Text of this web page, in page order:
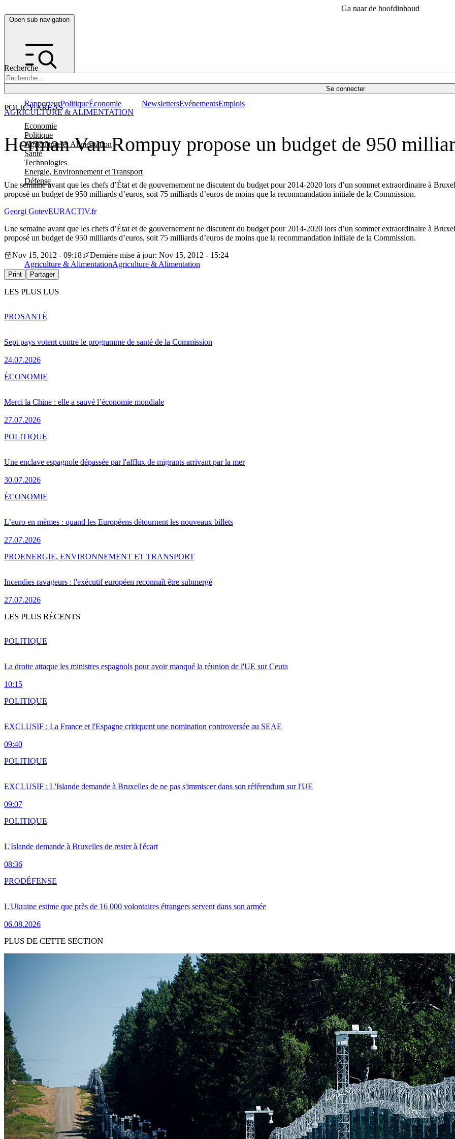
Ga naar de hoofdinhoud
Open sub navigation
Recherche
Se connecter
POLICY AREAS
Economie
Politique
Agriculture et Alimentation
Santé
Technologies
Energie, Environnement et Transport
Défense
RapporteurPolitiqueÉconomie NewslettersEvénementsEmplois
Herman Van Rompuy propose un budget de 950
Une semaine avant que les chefs d’État et de gouvernement ne discutent du budget pour 2014-2020 lors d’un sommet extraordinaire à
proposé un budget de 950 milliards d’euros, soit 75 milliards d’euros de moins que la recommandation initiale de la Commission.
AGRICULTURE & ALIMENTATION
Georgi GotevEURACTIV.fr
Une semaine avant que les chefs d’État et de gouvernement ne discutent du budget pour 2014-2020 lors d’un sommet extraordinaire à
proposé un budget de 950 milliards d’euros, soit 75 milliards d’euros de moins que la recommandation initiale de la Commission.
Nov 15, 2012 - 09:18
Dernière mise à jour: Nov 15, 2012 - 15:24
Agriculture & AlimentationAgriculture & Alimentation
Print Partager
LES PLUS LUS
Sept pays votent contre le programme de santé de la Commission
24.07.2026
PROSANTÉ
Merci la Chine : elle a sauvé l’économie mondiale
27.07.2026
ÉCONOMIE
Une enclave espagnole dépassée par l'afflux de migrants arrivant par la mer
30.07.2026
POLITIQUE
L’euro en mèmes : quand les Européens détournent les nouveaux billets
27.07.2026
ÉCONOMIE
Incendies ravageurs : l'exécutif européen reconnaît être submergé
27.07.2026
PROENERGIE, ENVIRONNEMENT ET TRANSPORT
LES PLUS RÉCENTS
La droite attaque les ministres espagnols pour avoir manqué la réunion de l'UE sur Ceuta
10:15
POLITIQUE
EXCLUSIF : La France et l'Espagne critiquent une nomination controversée au SEAE
09:40
POLITIQUE
EXCLUSIF : L'Islande demande à Bruxelles de ne pas s'immiscer dans son référendum sur l'UE
09:07
POLITIQUE
L'Islande demande à Bruxelles de rester à l'écart
08:36
POLITIQUE
L'Ukraine estime que près de 16 000 volontaires étrangers servent dans son armée
06.08.2026
PRODÉFENSE
PLUS DE CETTE SECTION